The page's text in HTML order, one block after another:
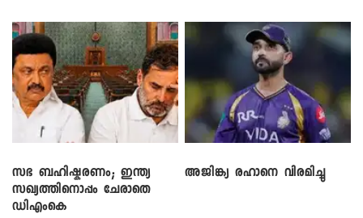
സഭ ബഹിഷ്കരണം; ഇന്ത്യ
സഖ്യത്തിനൊപ്പം ചേരാതെ
ഡിഎംകെ
അജിങ്ക്യ രഹാനെ വിരമിച്ചു